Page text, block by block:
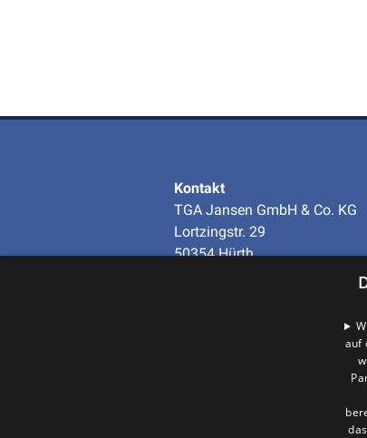
Kontakt
TGA Jansen GmbH & Co. KG
Lortzingstr. 29
50354 Hürth
+49 (0)2233-97938-0
auf